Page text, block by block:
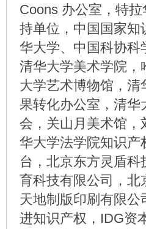
Coons 办公室，特
持单位，中国国家知
华大学、中国科协科
清华大学美术学院，
大学艺术博物馆，
果转化办公室，清华
会，关山月美术馆，
华大学法学院知识产
台，北京东方灵盾
育科技有限公司，北
天地制版印刷有限
进知识产权，IDG资